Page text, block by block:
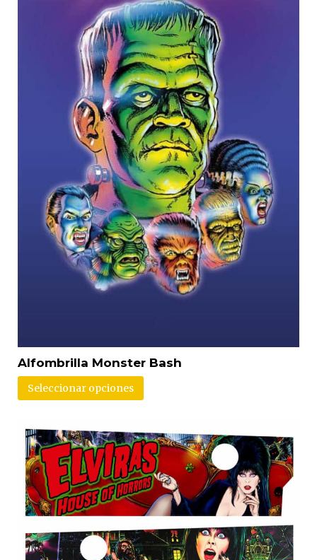
Alfombrilla Monster Bash
Seleccionar opciones